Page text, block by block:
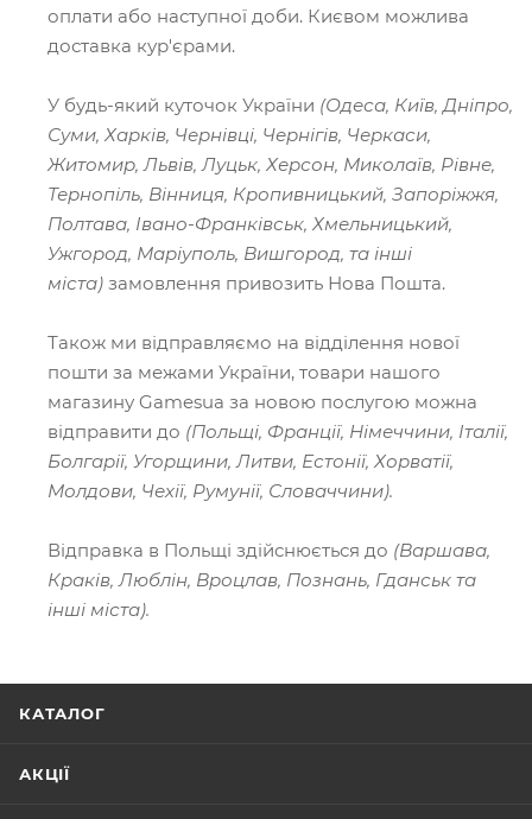
оплати або наступної доби. Києвом можлива
доставка кур'єрами.
У будь-який куточок України (Одеса, Київ, Дніпро,
Суми, Харків, Чернівці, Чернігів, Черкаси,
Житомир, Львів, Луцьк, Херсон, Миколаїв, Рівне,
Тернопіль, Вінниця, Кропивницький, Запоріжжя,
Полтава, Івано-Франківськ, Хмельницький,
Ужгород, Маріуполь, Вишгород, та інші
міста) замовлення привозить Нова Пошта.
Також ми відправляємо на відділення нової
пошти за межами України, товари нашого
магазину Gamesua за новою послугою можна
відправити до (Польщі, Франції, Німеччини, Італії,
Болгарії, Угорщини, Литви, Естонії, Хорватії,
Молдови, Чехії, Румунії, Словаччини).
Відправка в Польщі здійснюється до (Варшава,
Краків, Люблін, Вроцлав, Познань, Гданськ та
інші міста).
КАТАЛОГ
АКЦІЇ